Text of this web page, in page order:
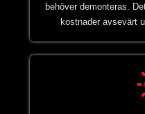
behöver demonteras.
kostnader avsevärt